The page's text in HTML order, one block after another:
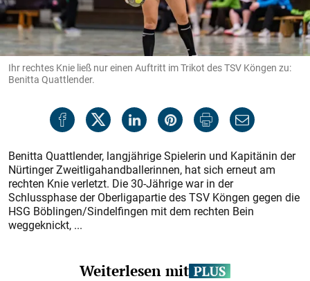
Ihr rechtes Knie ließ nur einen Auftritt im Trikot des TSV Köngen zu:
Benitta Quattlender.
Benitta Quattlender, langjährige Spielerin und Kapitänin der
Nürtinger Zweitligahandballerinnen, hat sich erneut am
rechten Knie verletzt. Die 30-Jährige war in der
Schlussphase der Oberligapartie des TSV Köngen gegen die
HSG Böblingen/Sindelfingen mit dem rechten Bein
weggeknickt, ...